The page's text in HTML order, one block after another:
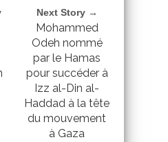
Next Story →
Mohammed
Odeh nommé
par le Hamas
pour succéder à
Izz al-Din al-
Haddad à la tête
du mouvement
à Gaza